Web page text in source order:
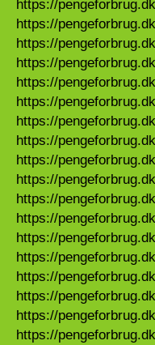
https://
https://
https://
https://
https://
https://
https://
https://
https://
https://
https://
https://
https://
https://
https://
https://
https://
https://